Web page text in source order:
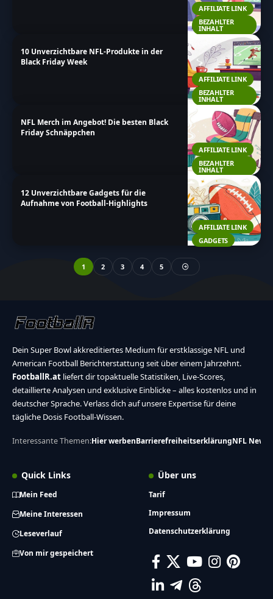
AFFILIATE LINK
BEZAHLTER
INHALT
AFFILIATE LINK
BEZAHLTER
INHALT
10 Unverzichtbare NFL-Produkte in der
Black Friday Week
AFFILIATE LINK
BEZAHLTER
INHALT
NFL Merch im Angebot! Die besten Black
Friday Schnäppchen
AFFILIATE LINK
GADGETS
12 Unverzichtbare Gadgets für die
Aufnahme von Football-Highlights
1 2 3 4 5
Dein Super Bowl akkreditiertes Medium für erstklassige NFL und
American Football Berichterstattung seit über einem Jahrzehnt.
FootballR.at liefert dir topaktuelle Statistiken, Live-Scores,
detaillierte Analysen und exklusive Einblicke – alles kostenlos und in
deutscher Sprache. Verlass dich auf unsere Expertise für deine
tägliche Dosis Football-Wissen.
Interessante Themen:Hier werbenBarrierefreiheitserklärungNFL News
Quick Links
Mein Feed
Meine Interessen
Leseverlauf
Von mir gespeichert
Über uns
Tarif
Impressum
Datenschutzerklärung